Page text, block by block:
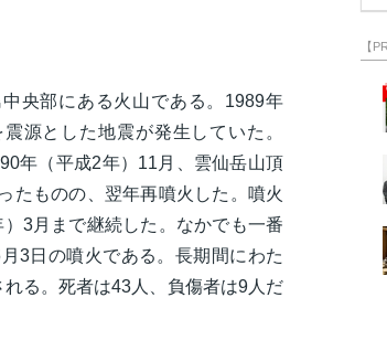
央部にある火山である。1989年
源とした地震が発生していた。
年（平成2年）11月、雲仙岳山頂
たものの、翌年再噴火した。噴火
3月まで継続した。なかでも一番
3日の噴火である。長期間にわた
る。死者は43人、負傷者は9人だ
【